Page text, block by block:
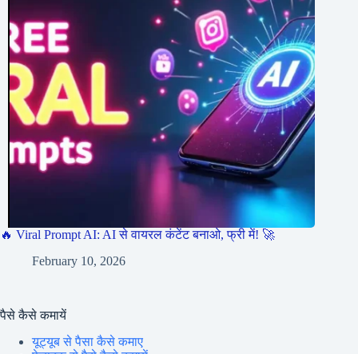
🔥 Viral Prompt AI: AI से वायरल कंटेंट बनाओ, फ्री में! 🚀
February 10, 2026
पैसे कैसे कमायें
यूट्यूब से पैसा कैसे कमाए